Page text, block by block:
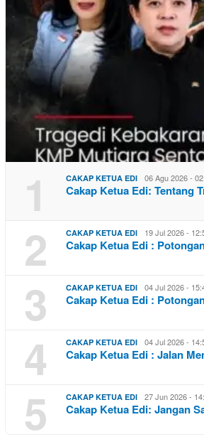
1 CAKAP KETUA EDI 06 Agu 2026 -
Cakap Ketua Edi: Tentang
2 CAKAP KETUA EDI 19 Jul 2026 -
Cakap Ketua Edi :
3 CAKAP KETUA EDI 04 Jul 2026 -
Cakap Ketua Edi :
4 CAKAP KETUA EDI 04 Jul 2026 -
Cakap Ketua Edi : Jalan
5 CAKAP KETUA EDI 27 Jun 2026 -
Cakap Ketua Edi: Jangan